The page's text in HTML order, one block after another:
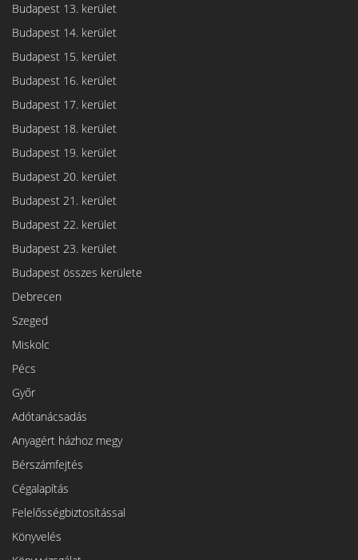
Budapest 13. kerület
Budapest 14. kerület
Budapest 15. kerület
Budapest 16. kerület
Budapest 17. kerület
Budapest 18. kerület
Budapest 19. kerület
Budapest 20. kerület
Budapest 21. kerület
Budapest 22. kerület
Budapest 23. kerület
Budapest összes kerülete
Debrecen
Szeged
Miskolc
Pécs
Győr
Adótanácsadás
Anyagért házhoz megy
Bérszámfejtés
Cégalapítás
Felelősségbiztosítással
Könyvelés